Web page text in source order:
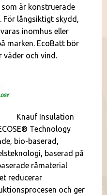
är konstruerade
För långsiktigt skydd,
inomhus eller
marken. EcoBatt bör
väder och vind.
Knauf Insulation
Technology
bio-baserad,
baserad på
råmaterial
reducerar
och ger